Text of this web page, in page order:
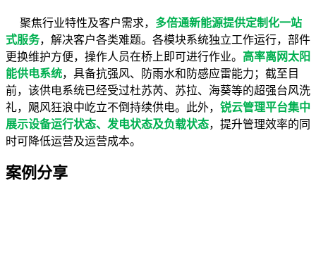
聚焦行业特性及客户需求， 多倍通新能源提供定制化一站
式服务，解决客户各类难题。 各模块系统独立工作运行，部件
更换维护方便，操作人员在桥上即可进行作业。 高率离网太阳
能供电系统，具备抗强风、防雨水和防感应雷能力；截至目
前，该供电系统已经受过杜苏芮、苏拉、海葵等的超强台风洗
礼，飓风狂浪中屹立不倒持续供电。此外， 锐云管理平台集中
展示设备运行状态、发电状态及负载状态，提升管理效率的同
时可降低运营及运营成本。
案例分享